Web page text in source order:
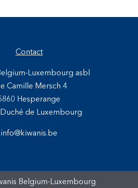
Contact
Luxembourg asbl
Camille Mersch 4
Hesperange
de Luxembourg
info@kiwanis.be
Belgium-Luxembourg